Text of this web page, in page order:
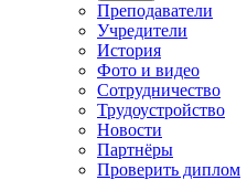
Преподаватели
Учредители
История
Фото и видео
Сотрудничество
Трудоустройство
Новости
Партнёры
Проверить диплом